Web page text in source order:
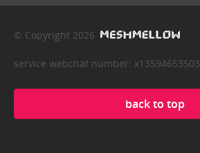
© Copyright 2026
service webchat number: x13594653503
back to top